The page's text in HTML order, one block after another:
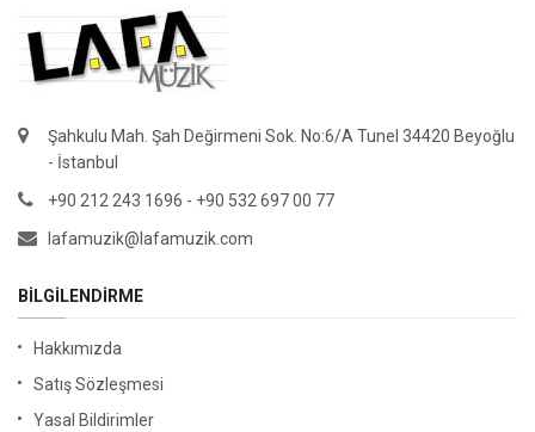
Şahkulu Mah. Şah Değirmeni Sok. No:6/A Tunel 34420 Beyoğlu
- İstanbul
+90 212 243 1696 - +90 532 697 00 77
lafamuzik@lafamuzik.com
BILGILENDIRME
Hakkımızda
Satış Sözleşmesi
Yasal Bildirimler